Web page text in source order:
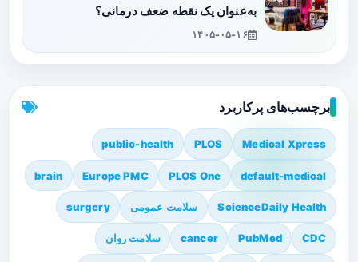
به‌عنوان یک نقطه ضعف درمانی؟
۱۴۰۵-۰۵-۱۶
برچسب‌های پرکاربرد
Medical Xpress
PLOS
public-health
default-medical
PLOS One
Europe PMC
brain
ScienceDaily Health سلامت عمومی surgery
CDC
PubMed
cancer سلامت روان